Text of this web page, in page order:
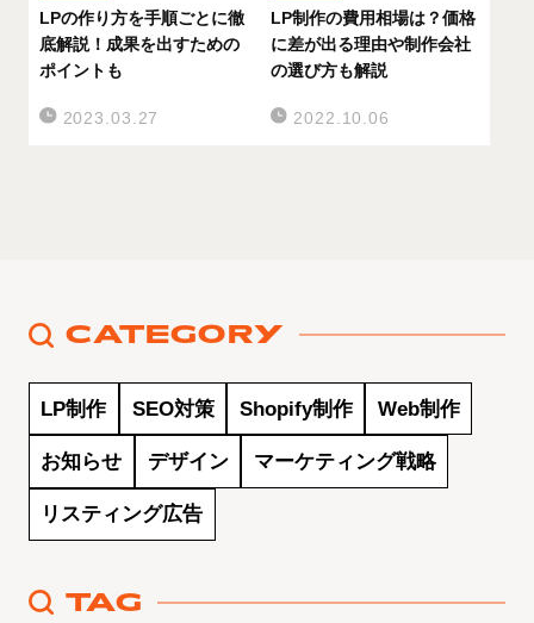
LPの作り方を手順ごとに徹
底解説！成果を出すための
ポイントも
2023.03.27
LP制作の費用相場は？価格
に差が出る理由や制作会社
の選び方も解説
2022.10.06
CATEGORY
LP制作 SEO対策 Shopify制作 Web制作
お知らせ デザイン マーケティング戦略
リスティング広告
TAG